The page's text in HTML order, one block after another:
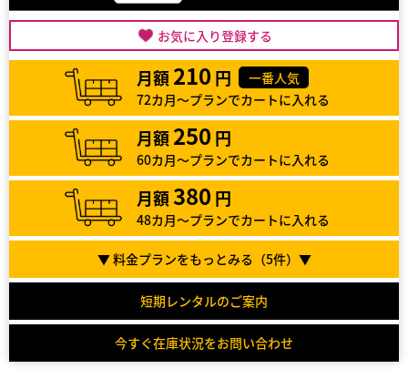
お気に入り登録する
月額 210 円
一番人気
72カ月～プランでカートに入れる
月額 250 円
60カ月～プランでカートに入れる
月額380 円
48カ月～プランでカートに入れる
▼ 料金プランをもっとみる（5件）▼
短期レンタルのご案内
今すぐ在庫状況をお問い合わせ